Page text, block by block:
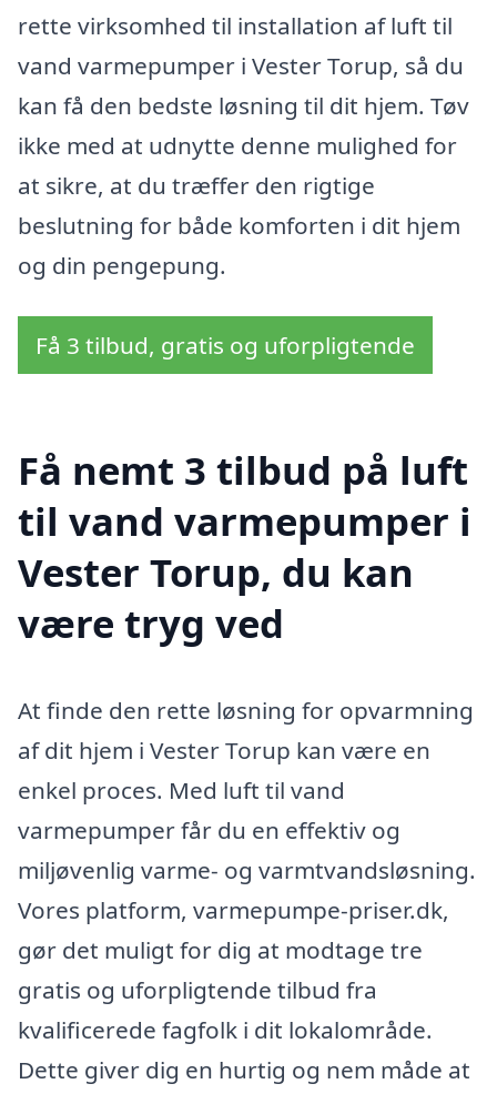
rette virksomhed til installation af luft til
vand varmepumper i Vester Torup, så du
kan få den bedste løsning til dit hjem. Tøv
ikke med at udnytte denne mulighed for
at sikre, at du træffer den rigtige
beslutning for både komforten i dit hjem
og din pengepung.
Få 3 tilbud, gratis og uforpligtende
Få nemt 3 tilbud på luft
til vand varmepumper i
Vester Torup, du kan
være tryg ved
At finde den rette løsning for opvarmning
af dit hjem i Vester Torup kan være en
enkel proces. Med luft til vand
varmepumper får du en effektiv og
miljøvenlig varme- og varmtvandsløsning.
Vores platform, varmepumpe-priser.dk,
gør det muligt for dig at modtage tre
gratis og uforpligtende tilbud fra
kvalificerede fagfolk i dit lokalområde.
Dette giver dig en hurtig og nem måde at